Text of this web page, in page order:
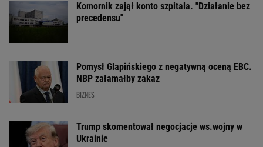
Komornik zajął konto szpitala. "Działanie bez
precedensu"
Pomysł Glapińskiego z negatywną oceną EBC.
NBP załamałby zakaz
BIZNES
Trump skomentował negocjacje ws.wojny w
Ukrainie